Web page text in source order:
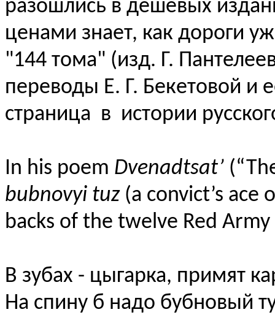
разошлись в дешёвых
ценами знает, как дороги
"144 тома" (изд. Г.
переводы Е. Г. Бекетовой и
страница в истории
In his poem Dvenadtsat’
bubnovyi tuz(a convict’s ace
backs of the twelve Red
В зубах - цыгарка, примят
На спину б надо бубновый